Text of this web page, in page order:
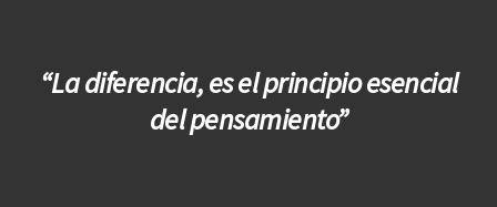
“La diferencia, es el principio esencial
del pensamiento”